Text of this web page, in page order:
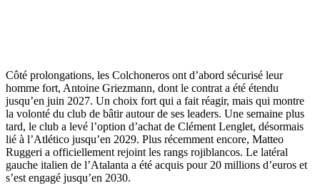
Côté prolongations, les Colchoneros ont d’abord sécurisé leur
homme fort, Antoine Griezmann, dont le contrat a été étendu
jusqu’en juin 2027. Un choix fort qui a fait réagir, mais qui montre
la volonté du club de bâtir autour de ses leaders. Une semaine plus
tard, le club a levé l’option d’achat de Clément Lenglet, désormais
lié à l’Atlético jusqu’en 2029. Plus récemment encore, Matteo
Ruggeri a officiellement rejoint les rangs rojiblancos. Le latéral
gauche italien de l’Atalanta a été acquis pour 20 millions d’euros et
s’est engagé jusqu’en 2030.